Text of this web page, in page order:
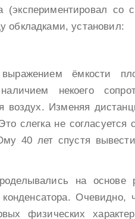
(экспериментировал со
обкладками, установил:
ёмкости
некоего
воздух. Изменяя
слегка не
40 лет спустя
на основе
Очевидно,
физических